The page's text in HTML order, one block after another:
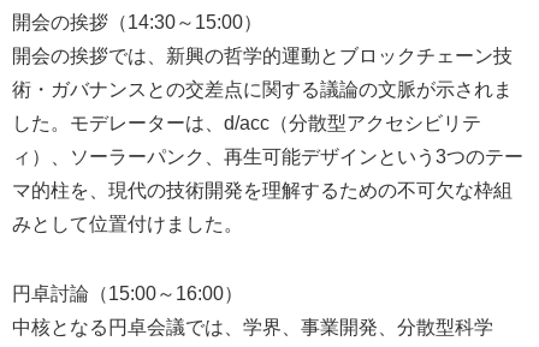
開会の挨拶（14:30～15:00）
開会の挨拶では、新興の哲学的運動とブロックチェーン技
術・ガバナンスとの交差点に関する議論の文脈が示されま
した。モデレーターは、d/acc（分散型アクセシビリテ
ィ）、ソーラーパンク、再生可能デザインという3つのテー
マ的柱を、現代の技術開発を理解するための不可欠な枠組
みとして位置付けました。
円卓討論（15:00～16:00）
中核となる円卓会議では、学界、事業開発、分散型科学